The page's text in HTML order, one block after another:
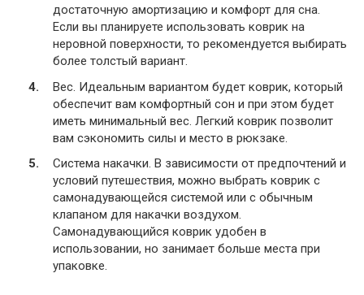
достаточную амортизацию и комфорт для сна.
Если вы планируете использовать коврик на
неровной поверхности, то рекомендуется выбирать
более толстый вариант.
Вес. Идеальным вариантом будет коврик, который
обеспечит вам комфортный сон и при этом будет
иметь минимальный вес. Легкий коврик позволит
вам сэкономить силы и место в рюкзаке.
Система накачки. В зависимости от предпочтений и
условий путешествия, можно выбрать коврик с
самонадувающейся системой или с обычным
клапаном для накачки воздухом.
Самонадувающийся коврик удобен в
использовании, но занимает больше места при
упаковке.